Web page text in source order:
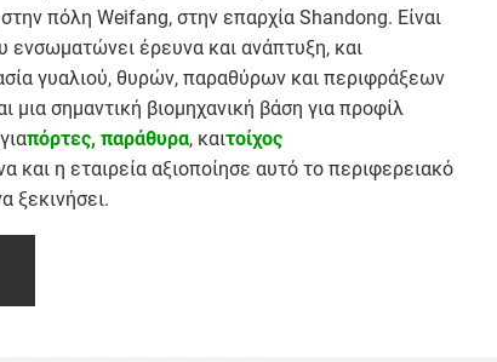
πόλη Weifang, στην επαρχία Shandong. Είναι
έρευνα και ανάπτυξη, και
γυαλιού, θυρών, παραθύρων και περιφράξεων
μια σημαντική βιομηχανική βάση για προφίλ
πόρτες, παράθυρα, καιτοίχος
και η εταιρεία αξιοποίησε αυτό το περιφερειακό
ξεκινήσει.